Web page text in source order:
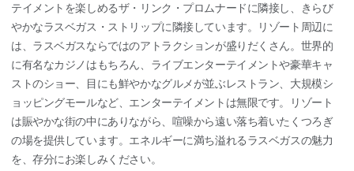
テイメントを楽しめるザ・リンク・プロムナードに隣接し、きらび
やかなラスベガス・ストリップに隣接しています。リゾート周辺に
は、ラスベガスならではのアトラクションが盛りだくさん。世界的
に有名なカジノはもちろん、ライブエンターテイメントや豪華キャ
ストのショー、目にも鮮やかなグルメが並ぶレストラン、大規模シ
ョッピングモールなど、エンターテイメントは無限です。リゾート
は賑やかな街の中にありながら、喧噪から遠い落ち着いたくつろぎ
の場を提供しています。エネルギーに満ち溢れるラスベガスの魅力
を、存分にお楽しみください。